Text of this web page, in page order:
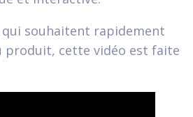
souhaitent rapidement
produit, cette vidéo est faite